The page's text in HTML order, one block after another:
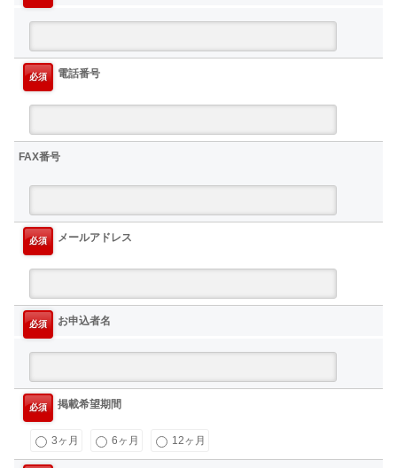
必須 電話番号
FAX番号
必須 メールアドレス
必須 お申込者名
必須 掲載希望期間
3ヶ月 6ヶ月 12ヶ月